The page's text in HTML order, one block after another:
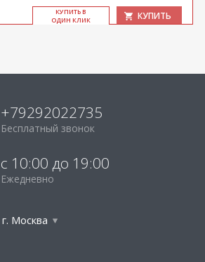
КУ­ПИТЬ В
ОДИН КЛИК
КУПИТЬ
+79292022735
Бесплатный звонок
с 10:00 до 19:00
Ежедневно
г. Москва